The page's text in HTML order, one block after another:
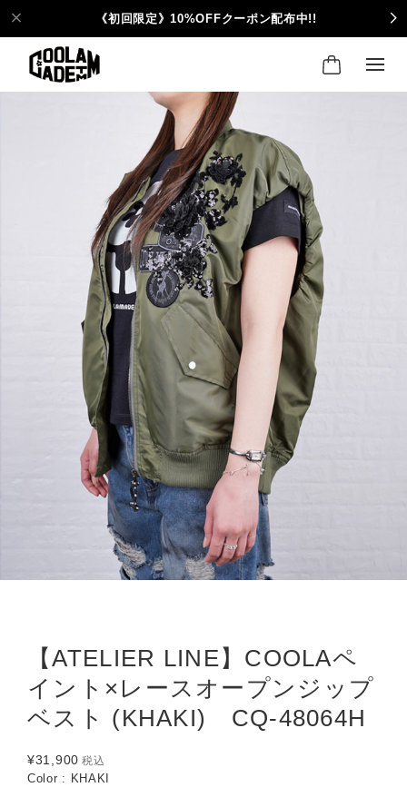
《初回限定》10%OFFクーポン配布中!!
【ATELIER LINE】COOLAペ
イント×レースオープンジップ
ベスト (KHAKI) CQ-48064H
¥31,900 税込
Color : KHAKI